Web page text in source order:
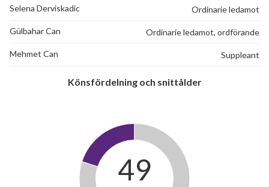
Selena Derviskadic Ordinarie ledamot
Gülbahar Can Ordinarie ledamot, ordförande
Mehmet Can Suppleant
Könsfördelning och snittålder
49